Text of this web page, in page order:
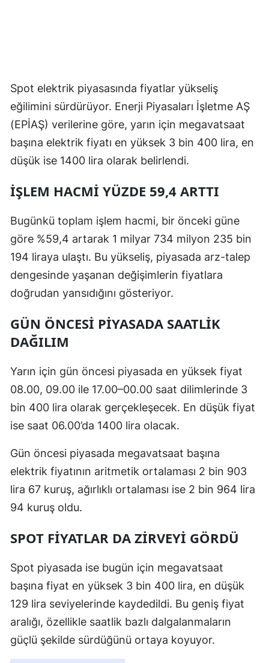
Spot elektrik piyasasında fiyatlar yükseliş
eğilimini sürdürüyor. Enerji Piyasaları İşletme AŞ
(EPİAŞ) verilerine göre, yarın için megavatsaat
başına elektrik fiyatı en yüksek 3 bin 400 lira, en
düşük ise 1400 lira olarak belirlendi.
İŞLEM HACMI YÜZDE 59,4 ARTTI
Bugünkü toplam işlem hacmi, bir önceki güne
göre %59,4 artarak 1 milyar 734 milyon 235 bin
194 liraya ulaştı. Bu yükseliş, piyasada arz-talep
dengesinde yaşanan değişimlerin fiyatlara
doğrudan yansıdığını gösteriyor.
GÜN ÖNCESI PIYASADA SAATLIK
DAĞILIM
Yarın için gün öncesi piyasada en yüksek fiyat
08.00, 09.00 ile 17.00–00.00 saat dilimlerinde 3
bin 400 lira olarak gerçekleşecek. En düşük fiyat
ise saat 06.00’da 1400 lira olacak.
Gün öncesi piyasada megavatsaat başına
elektrik fiyatının aritmetik ortalaması 2 bin 903
lira 67 kuruş, ağırlıklı ortalaması ise 2 bin 964 lira
94 kuruş oldu.
SPOT FIYATLAR DA ZIRVEYI GÖRDÜ
Spot piyasada ise bugün için megavatsaat
başına fiyat en yüksek 3 bin 400 lira, en düşük
129 lira seviyelerinde kaydedildi. Bu geniş fiyat
aralığı, özellikle saatlik bazlı dalgalanmaların
güçlü şekilde sürdüğünü ortaya koyuyor.